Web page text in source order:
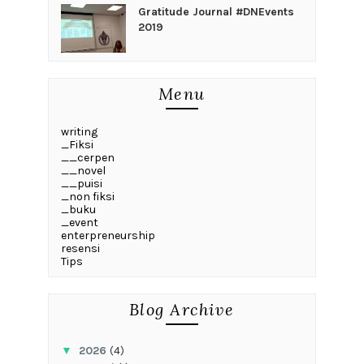
Gratitude Journal #DNEvents
2019
Menu
writing
_Fiksi
__cerpen
__novel
__puisi
_non fiksi
_buku
_event
enterpreneurship
resensi
Tips
Blog Archive
▼ 2026 (4)